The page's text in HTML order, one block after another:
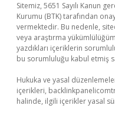
Sitemiz, 5651 Sayılı Kanun
Kurumu (BTK) tarafından
vermektedir. Bu nedenle,
veya araştırma
yazdıkları içeriklerin
bu sorumluluğu kabul etmiş
Hukuka ve yasal
içerikleri,
halinde, ilgili içerikler yasal